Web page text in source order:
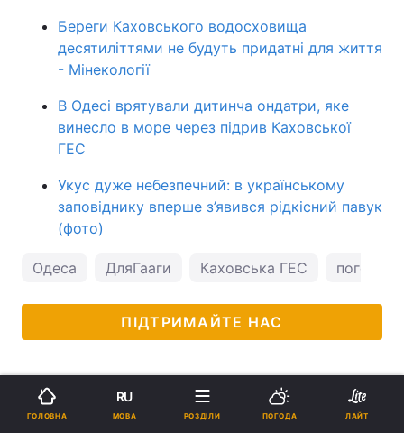
Береги Каховського водосховища
десятиліттями не будуть придатні для життя
- Мінекології
В Одесі врятували дитинча ондатри, яке
винесло в море через підрив Каховської
ГЕС
Укус дуже небезпечний: в українському
заповіднику вперше з’явився рідкісний павук
(фото)
Одеса ДляГааги Каховська ГЕС погода в
ПІДТРИМАЙТЕ НАС
ГОЛОВНА
RU
МОВА РОЗДІЛИ ПОГОДА ЛАЙТ